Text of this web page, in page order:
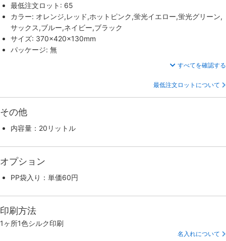
最低注文ロット: 65
カラー: オレンジ,レッド,ホットピンク,蛍光イエロー,蛍光グリーン,
サックス,ブルー,ネイビー,ブラック
サイズ: 370×420×130mm
パッケージ: 無
すべてを確認する
最低注文ロットについて
その他
内容量：20リットル
オプション
PP袋入り：単価60円
印刷方法
1ヶ所1色シルク印刷
名入れについて